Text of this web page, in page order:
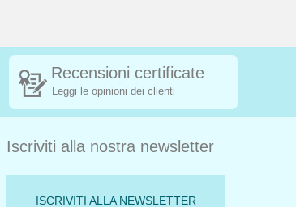
Recensioni certificate
Leggi le opinioni dei clienti
Iscriviti alla nostra newsletter
ISCRIVITI ALLA NEWSLETTER